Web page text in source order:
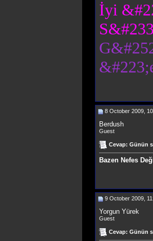
İyi
8 October 2009,
Berdush
Guest
Cevap: Günün
Bazen Nefes
9 October 2009,
Yorgun Yürek
Guest
Cevap: Günün